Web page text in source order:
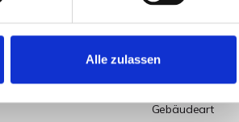
Alle zulassen
Energieausweis
Werteklasse
Baujahr
Gebäudeart